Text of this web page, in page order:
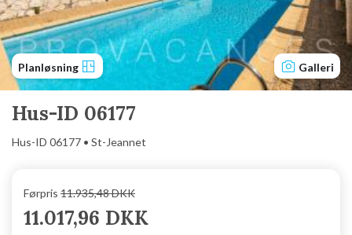
Planløsning Galleri
Hus-ID 06177
Hus-ID 06177 • St-Jeannet
Førpris 11.935,48 DKK
11.017,96 DKK